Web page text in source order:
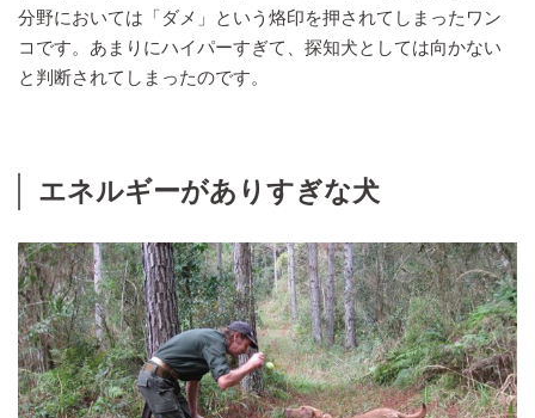
分野においては「ダメ」という烙印を押されてしまったワン
コです。あまりにハイパーすぎて、探知犬としては向かない
と判断されてしまったのです。
エネルギーがありすぎな犬